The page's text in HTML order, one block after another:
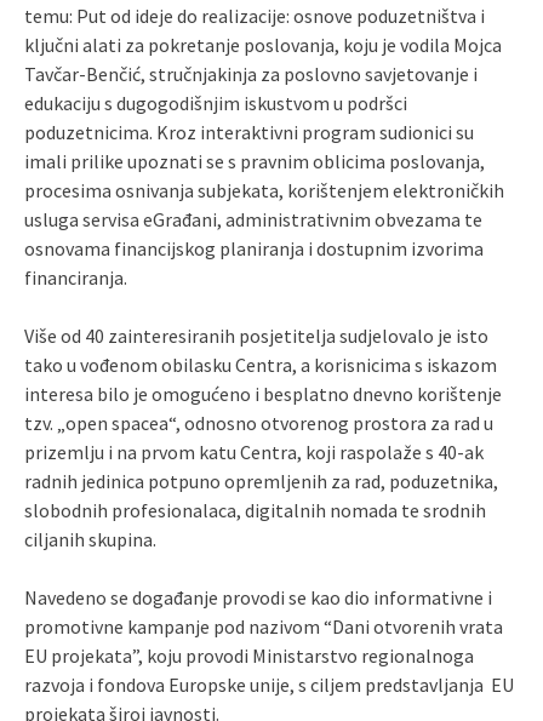
temu: Put od ideje do realizacije: osnove poduzetništva i
ključni alati za pokretanje poslovanja, koju je vodila Mojca
Tavčar-Benčić, stručnjakinja za poslovno savjetovanje i
edukaciju s dugogodišnjim iskustvom u podršci
poduzetnicima. Kroz interaktivni program sudionici su
imali prilike upoznati se s pravnim oblicima poslovanja,
procesima osnivanja subjekata, korištenjem elektroničkih
usluga servisa eGrađani, administrativnim obvezama te
osnovama financijskog planiranja i dostupnim izvorima
financiranja.
Više od 40 zainteresiranih posjetitelja sudjelovalo je isto
tako u vođenom obilasku Centra, a korisnicima s iskazom
interesa bilo je omogućeno i besplatno dnevno korištenje
tzv. „open spacea“, odnosno otvorenog prostora za rad u
prizemlju i na prvom katu Centra, koji raspolaže s 40-ak
radnih jedinica potpuno opremljenih za rad, poduzetnika,
slobodnih profesionalaca, digitalnih nomada te srodnih
ciljanih skupina.
Navedeno se događanje provodi se kao dio informativne i
promotivne kampanje pod nazivom “Dani otvorenih vrata
EU projekata”, koju provodi Ministarstvo regionalnoga
razvoja i fondova Europske unije, s ciljem predstavljanja EU
projekata široj javnosti.